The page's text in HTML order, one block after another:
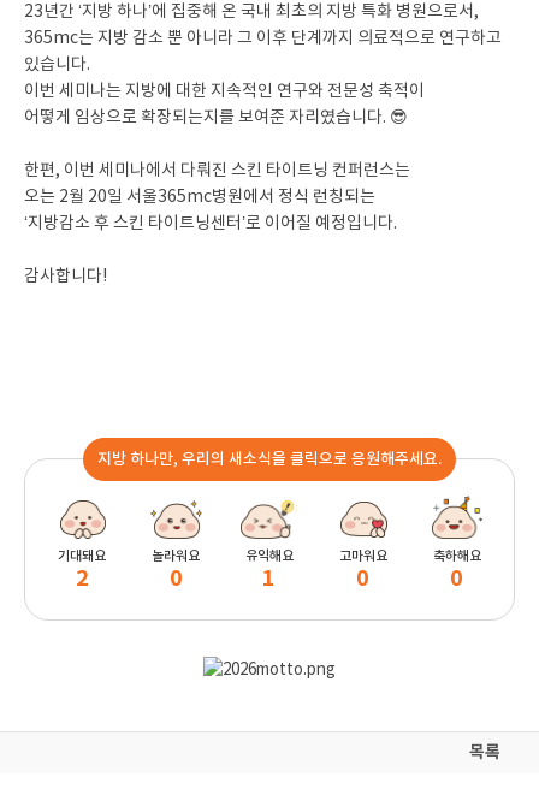
23년간 ‘지방 하나’에 집중해 온 국내 최초의 지방 특화 병원으로서,
365mc는 지방 감소 뿐 아니라 그 이후 단계까지 의료적으로 연구하고
있습니다.
이번 세미나는 지방에 대한 지속적인 연구와 전문성 축적이
어떻게 임상으로 확장되는지를 보여준 자리였습니다. 😎
한편, 이번 세미나에서 다뤄진 스킨 타이트닝 컨퍼런스는
오는 2월 20일 서울365mc병원에서 정식 런칭되는
‘지방감소 후 스킨 타이트닝센터’로 이어질 예정입니다.
감사합니다!
지방 하나만, 우리의 새소식을 클릭으로 응원해주세요.
기대돼요
2
놀라워요
0
유익해요
1
고마워요
0
축하해요
0
목록